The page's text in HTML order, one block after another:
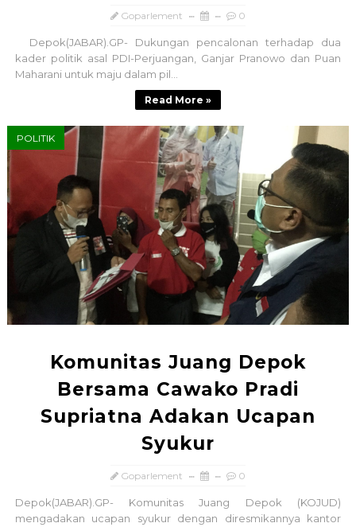
Goparlement 0
Depok(JABAR).GP- Dukungan pencalonan terhadap dua
kader politik asal PDI-Perjuangan, Ganjar Pranowo dan Puan
Maharani untuk maju dalam pil...
Read More »
POLITIK
Komunitas Juang Depok
Bersama Cawako Pradi
Supriatna Adakan Ucapan
Syukur
Goparlement 0
Depok(JABAR).GP- Komunitas Juang Depok (KOJUD)
mengadakan ucapan syukur dengan diresmikannya kantor